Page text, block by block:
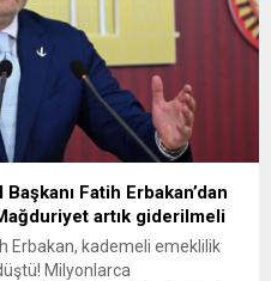
Fatih Erbakan’dan
artık giderilmeli
Erbakan, kademeli emeklilik
Milyonlarca